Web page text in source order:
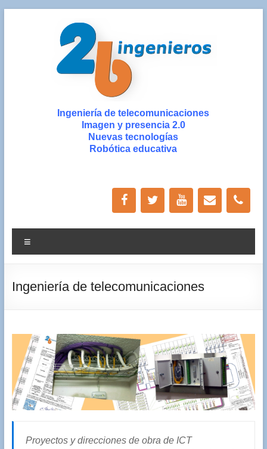
ingenieros
Gráfico
Ingeniería de telecomunicaciones
Imagen y presencia 2.0
Nuevas tecnologías
Robótica educativa
Ingeniería de telecomunicaciones
Proyectos y direcciones de obra de ICT